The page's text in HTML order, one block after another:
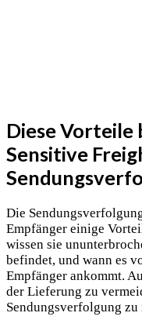
Diese Vorteile
Sensitive
Die
Empfänger einige
wissen sie
befindet, und wann es
Empfänger ankommt.
der Lieferung zu
Sendungsverfolgung zu